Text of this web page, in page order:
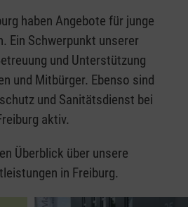
haben Angebote für junge
Ein Schwerpunkt unserer
und Unterstützung
und Mitbürger. Ebenso sind
und Sanitätsdienst bei
aktiv.
Überblick über unsere
in Freiburg.